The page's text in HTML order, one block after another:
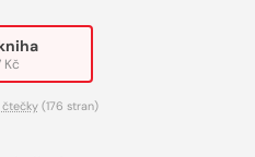
Kč
čtečky(176 stran)